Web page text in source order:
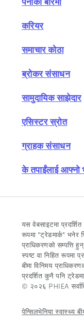
करियर
समाचार कोठा
ब्रोकर संसाधन
सामुदायिक साझेदार
एसिस्टर स्रोत
ग्राहक संसाधन
के तपाईंलाई आफ्नो
यस वेबसाइटमा
रूपमा "ट्रेडमार्क" भनेर
प्राधिकरणको सम्पत्ति
स्पष्ट वा निहित रूपमा
बीमा विनिमय
प्रदर्शित कुनै पनि
© २०२६ PHIEA
पेन्सिलभेनिया स्वास्थ्य